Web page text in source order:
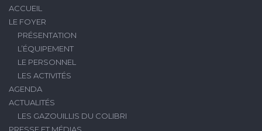
ACCUEIL
LE FOYER
PRÉSENTATION
L’ÉQUIPEMENT
LE PERSONNEL
LES ACTIVITÉS
AGENDA
ACTUALITÉS
LES GAZOUILLIS DU COLIBRI
PRESSE ET MÉDIAS